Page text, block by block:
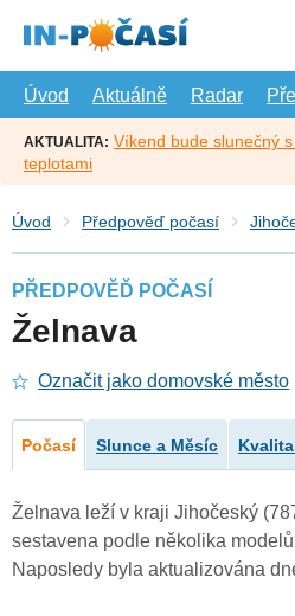
hlavní
Úvod
Aktuálně Radar
AKTUALITA: Víkend bude slunečný
teplotami
Úvod Předpověď počasí
PŘEDPOVĚĎ POČASÍ
Želnava
Označit jako domovské město
Počasí Slunce a Měsíc
Želnava leží v kraji Jihočeský
sestavena podle několika
Naposledy byla aktualizována